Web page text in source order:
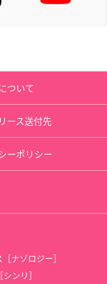
ついて
ース送付先
ーポリシー
ナゾロジー］
ンリ］